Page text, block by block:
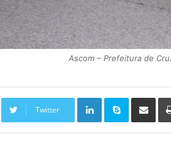
Ascom – Prefeitura de
Twitter
Linkedin Skype